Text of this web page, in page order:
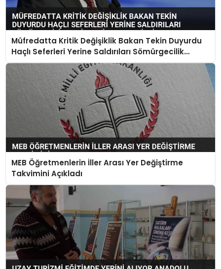
Müfredatta Kritik Değişiklik Bakan Tekin Duyurdu
Haçlı Seferleri Yerine Saldırıları Sömürgecilik
Terimleri Kabul Edildi
MEB Öğretmenlerin İller Arası Yer Değiştirme
Takvimini Açıkladı